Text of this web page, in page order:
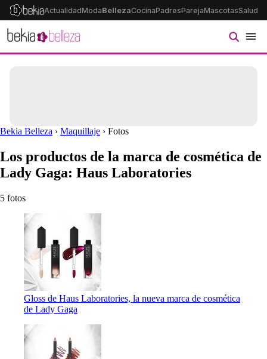
ActualidadModaBellezaCocinaPadresParejaMascotasSalud
Bekia Belleza › Maquillaje › Fotos
Los productos de la marca de cosmética de
Lady Gaga: Haus Laboratories
5 fotos
Gloss de Haus Laboratories, la nueva marca de cosmética
de Lady Gaga